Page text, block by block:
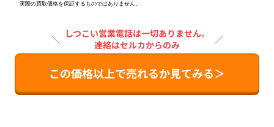
実際の買取価格を保証するものではありません。
＼ しつこい営業電話は一切ありません。
連絡はセルカからのみ
／
この価格以上で売れるか見てみる＞